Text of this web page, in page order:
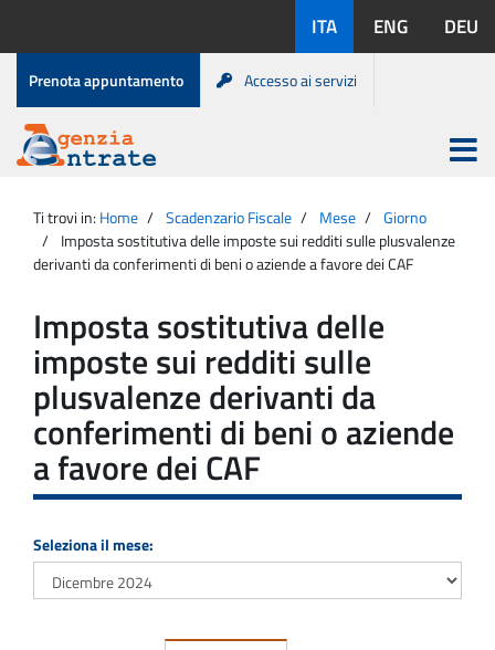
contenuto
disponibili:
ITA ENG DEU
Menu
di
servizio
Prenota appuntamento Accesso ai servizi
Agenzia
Entrate
Apri
menu
principale
Ti trovi in: Home Scadenzario Fiscale Mese
Giorno
Imposta sostitutiva delle imposte sui redditi sulle plusvalenze
derivanti da conferimenti di beni o aziende a favore dei CAF
Imposta sostitutiva delle
imposte sui redditi sulle
plusvalenze derivanti da
conferimenti di beni o aziende
a favore dei CAF
Seleziona il mese: